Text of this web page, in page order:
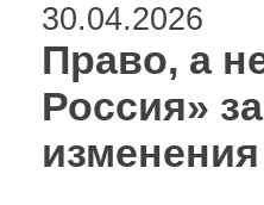
30.04.2026
Право, а
Россия»